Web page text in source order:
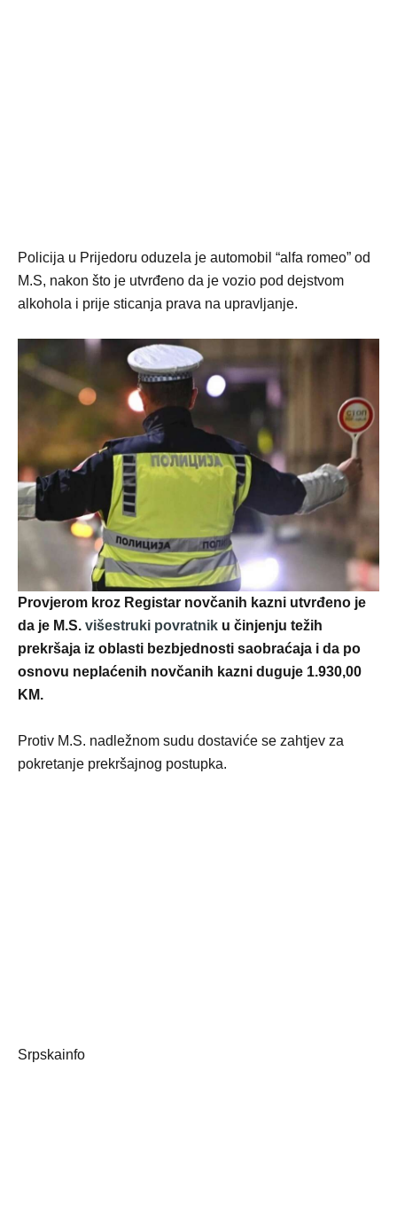
Policija u Prijedoru oduzela je automobil “alfa romeo” od
M.S, nakon što je utvrđeno da je vozio pod dejstvom
alkohola i prije sticanja prava na upravljanje.
Provjerom kroz Registar novčanih kazni utvrđeno je
da je M.S. višestruki povratnik u činjenju težih
prekršaja iz oblasti bezbjednosti saobraćaja i da po
osnovu neplaćenih novčanih kazni duguje 1.930,00
KM.
Protiv M.S. nadležnom sudu dostaviće se zahtjev za
pokretanje prekršajnog postupka.
Srpskainfo